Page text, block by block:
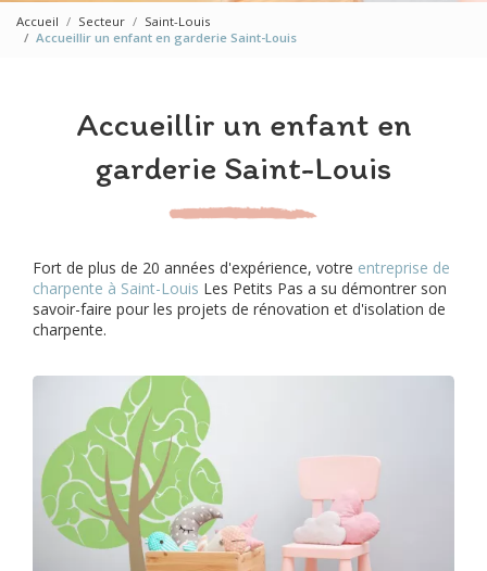
Accueil Secteur
Saint-Louis
Accueillir un enfant en garderie Saint-Louis
Accueillir un enfant en
garderie Saint-Louis
Fort de plus de 20 années d'expérience, votre entreprise de
charpente à Saint-Louis Les Petits Pas a su démontrer son
savoir-faire pour les projets de rénovation et d'isolation de
charpente.